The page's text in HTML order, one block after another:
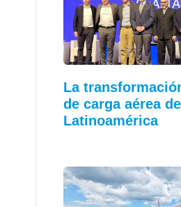
La
de carga aérea de
Latinoamérica